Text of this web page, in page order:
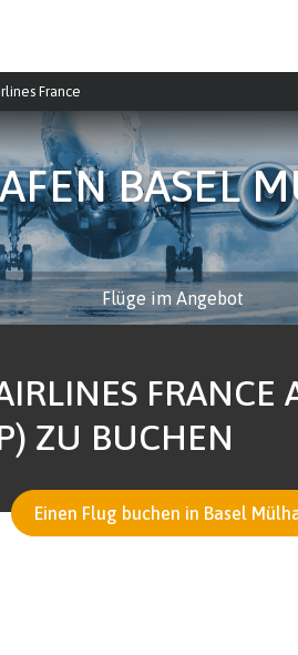
France
BASEL
Flüge im Angebot
FRANCE
ZU BUCHEN
Einen Flug buchen in Basel